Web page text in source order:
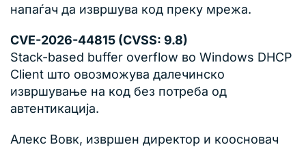
напаѓач да извршува код преку мрежа.
CVE-2026-44815 (CVSS: 9.8)
Stack-based buffer overflow во Windows DHCP
Client што овозможува далечинско
извршување на код без потреба од
автентикација.
Алекс Вовк, извршен директор и коосновач